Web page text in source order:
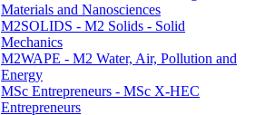
Materials and Nanosciences
M2SOLIDS - M2 Solids - Solid
Mechanics
M2WAPE - M2 Water, Air, Pollution and
Energy
MSc Entrepreneurs - MSc X-HEC
Entrepreneurs